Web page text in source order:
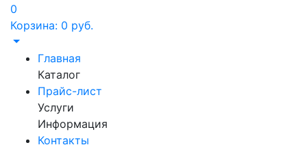
0
Корзина: 0 руб.
Главная
Каталог
Прайс-лист
Услуги
Информация
Контакты